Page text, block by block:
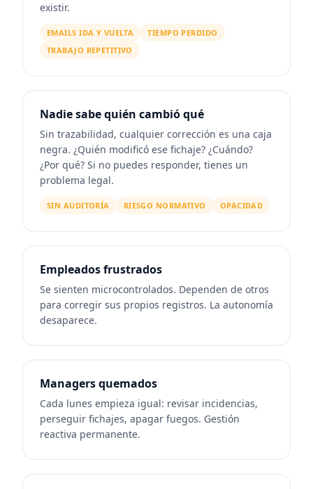
existir.
EMAILS IDA Y VUELTA
TIEMPO PERDIDO
TRABAJO REPETITIVO
Nadie sabe quién cambió qué
Sin trazabilidad, cualquier corrección es una caja
negra. ¿Quién modificó ese fichaje? ¿Cuándo?
¿Por qué? Si no puedes responder, tienes un
problema legal.
SIN AUDITORÍA RIESGO NORMATIVO OPACIDAD
Empleados frustrados
Se sienten microcontrolados. Dependen de otros
para corregir sus propios registros. La autonomía
desaparece.
Managers quemados
Cada lunes empieza igual: revisar incidencias,
perseguir fichajes, apagar fuegos. Gestión
reactiva permanente.